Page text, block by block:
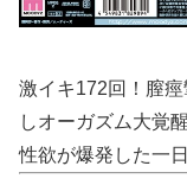
【朗報】 爆胸の気象
【悲報】 昭和、やば
激イキ172回！膣
しオーガズム大覚
性欲が爆発した一